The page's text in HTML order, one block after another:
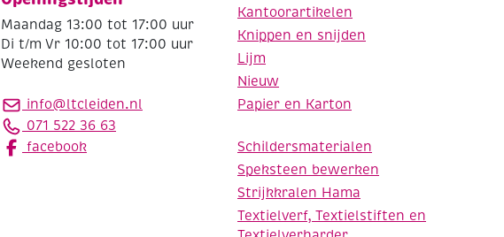
Maandag 13:00 tot 17:00 uur
Di t/m Vr 10:00 tot 17:00 uur
Weekend gesloten
info@ltcleiden.nl
071 522 36 63
facebook
Kantoorartikelen
Knippen en snijden
Lijm
Nieuw
Papier en Karton
Schildersmaterialen
Speksteen bewerken
Strijkkralen Hama
Textielverf, Textielstiften en